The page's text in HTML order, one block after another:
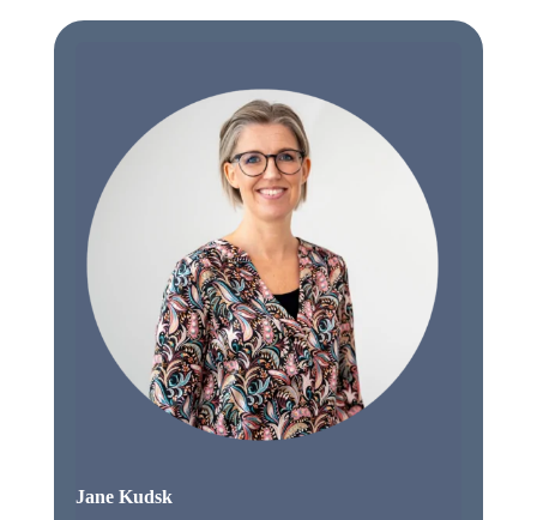
Jane Kudsk